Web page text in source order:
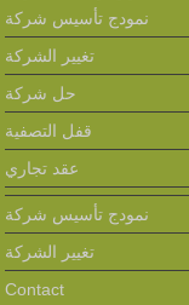
نمودج تأسيس شركة
تغيير الشركة
حل شركة
قفل التصفية
عقد تجاري
نمودج تأسيس شركة
تغيير الشركة
Contact